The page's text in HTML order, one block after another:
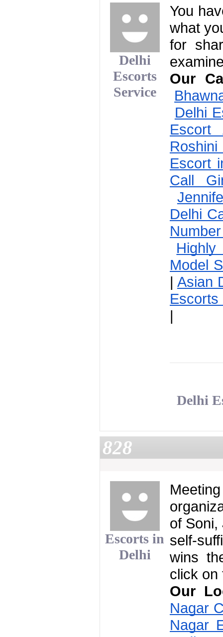
Delhi
Escorts
Service
You
what
for
Our
Delhi
Escort
Escort
Call
Delhi
Highly
Model
| Asian
Escorts
|
Delhi
828
Escorts in
Delhi
of Soni,
self-
wins
click on
Our
Nagar
Nagar